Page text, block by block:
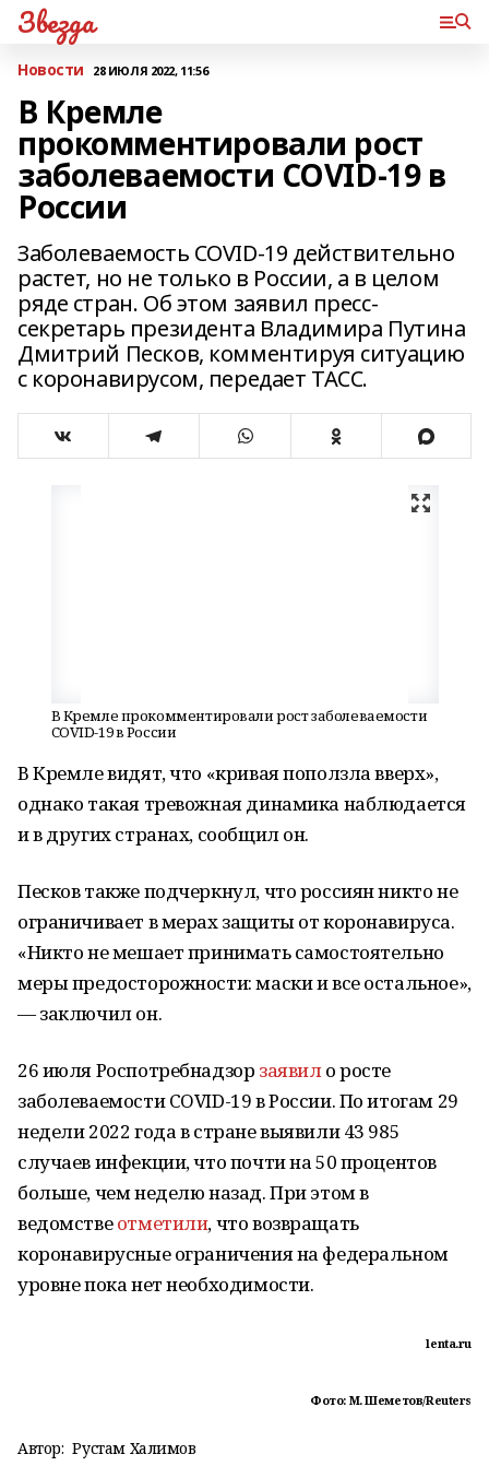
Звезда
Новости 28 ИЮЛЯ 2022, 11:56
В Кремле
прокомментировали рост
заболеваемости COVID-19 в
России
Заболеваемость COVID-19 действительно
растет, но не только в России, а в целом
ряде стран. Об этом заявил пресс-
секретарь президента Владимира Путина
Дмитрий Песков, комментируя ситуацию
с коронавирусом, передает ТАСС.
В Кремле прокомментировали рост заболеваемости
COVID-19 в России
В Кремле видят, что «кривая поползла вверх»,
однако такая тревожная динамика наблюдается
и в других странах, сообщил он.
Песков также подчеркнул, что россиян никто не
ограничивает в мерах защиты от коронавируса.
«Никто не мешает принимать самостоятельно
меры предосторожности: маски и все остальное»,
— заключил он.
26 июля Роспотребнадзор заявило росте
заболеваемости COVID-19 в России. По итогам 29
недели 2022 года в стране выявили 43 985
случаев инфекции, что почти на 50 процентов
больше, чем неделю назад. При этом в
ведомствеотметили, что возвращать
коронавирусные ограничения на федеральном
уровне пока нет необходимости.
lenta.ru
Фото: М. Шеметов/Reuters
Автор: Рустам Халимов